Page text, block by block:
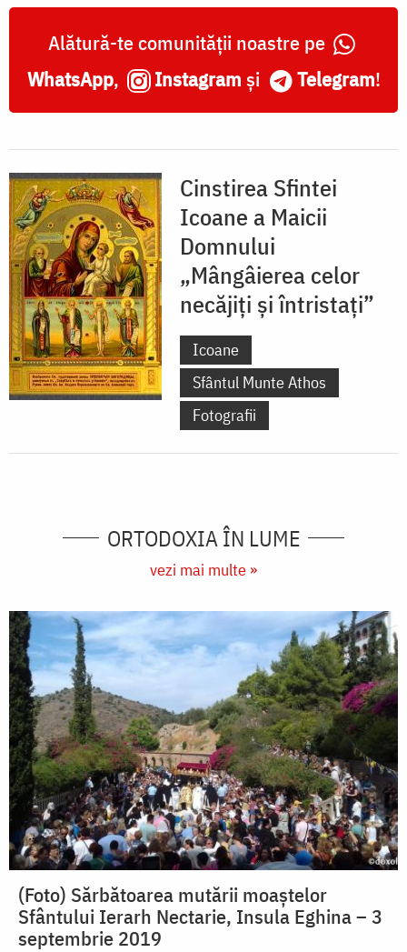
Alătură-te comunității noastre pe
WhatsApp, Instagram și Telegram!
Cinstirea Sfintei
Icoane a Maicii
Domnului
„Mângâierea celor
necăjiți și întristați”
Icoane
Sfântul Munte Athos
Fotografii
ORTODOXIA ÎN LUME
vezi mai multe »
(Foto) Sărbătoarea mutării moaștelor
Sfântului Ierarh Nectarie, Insula Eghina – 3
septembrie 2019